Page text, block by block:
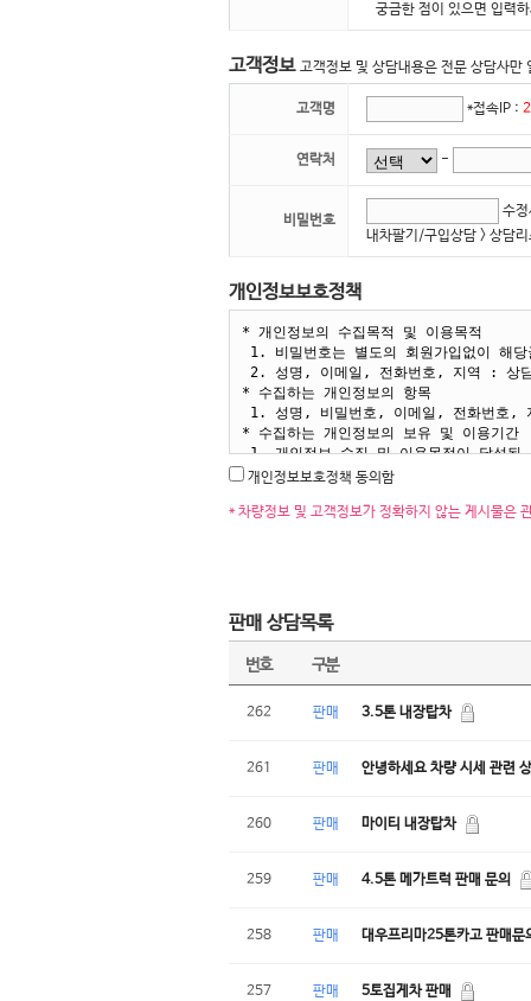
궁금한 점이 있으면 입력
고객정보 고객정보 및 상담내용은 전문 상담사만
고객명 *접속IP :
연락처 -
비밀번호
수
내차팔기/구입상담 > 상담
개인정보보호정책
개인정보보호정책 동의함
* 차량정보 및 고객정보가 정확하지 않는 게시물은
판매 상담목록
번호 구분
262 판매 3.5톤 내장탑차
261 판매 안녕하세요 차량 시세 관련
260 판매 마이티 내장탑차
259 판매 4.5톤 메가트럭 판매 문의
258 판매 대우프리마25톤카고 판매문
257 판매 5토집게차 판매